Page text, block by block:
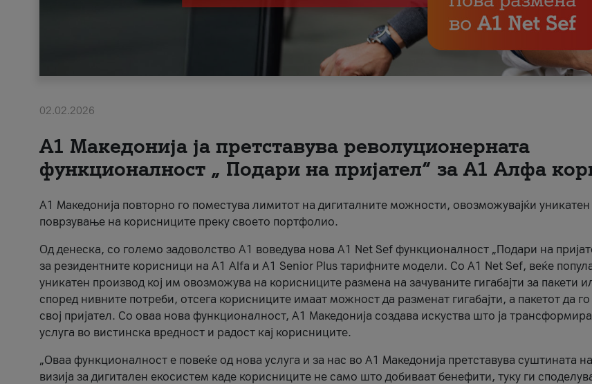
02.02.2026
А1 Македонија ја претставува револуционерната
функционалност „ Подари на пријател“ за А1 Алфа
А1 Македонија повторно го поместува лимитот на дигиталните можности, овозможувајќи уникатен
поврзување на корисниците преку своето портфолио.
Од денеска, со големо задоволство А1 воведува нова A1 Net Sef функционалност „Подари на
за резидентните корисници на А1 Alfa и A1 Senior Plus тарифните модели. Со A1 Net Sef, веќе
уникатен производ кој им овозможува на корисниците размена на зачуваните гигабајти за пакети
според нивните потреби, отсега корисниците имаат можност да разменат гигабајти, а пакетот да
свој пријател. Со оваа нова функционалност, А1 Македонија создава искуства што ја
услуга во вистинска вредност и радост кај корисниците.
„Оваа функционалност е повеќе од нова услуга и за нас во А1 Македонија претставува суштината
визија за дигитален екосистем каде корисниците не само што добиваат бенефити, туку ги